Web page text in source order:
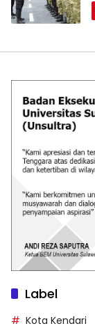
Label
Kota Kendari